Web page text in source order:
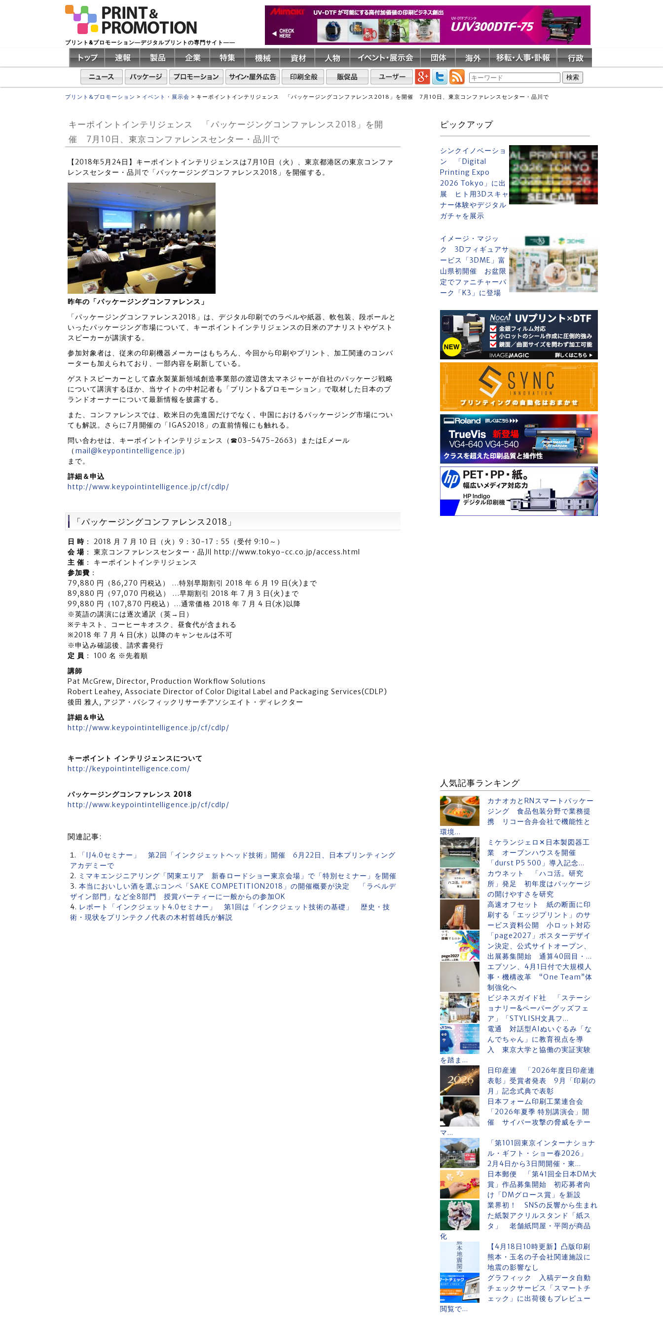
プリント&プロモーション―デジタルプリントの専門サイト――
プリント&プロモーション > イベント・展示会 > キーポイントインテリジェンス 「パッケージングコンファレンス2018」を開催 7月10日、東京コンファレンスセンター・品川で
キーポイントインテリジェンス 「パッケージングコンファレンス2018」を開
催 7月10日、東京コンファレンスセンター・品川で
【2018年5月24日】キーポイントインテリジェンスは7月10日（火）、東京都港区の東京コンファ
レンスセンター・品川で「パッケージングコンファレンス2018」を開催する。
昨年の「パッケージングコンファレンス」
「パッケージングコンファレンス2018」は、デジタル印刷でのラベルや紙器、軟包装、段ボールと
いったパッケージング市場について、キーポイントインテリジェンスの日米のアナリストやゲスト
スピーカーが講演する。
参加対象者は、従来の印刷機器メーカーはもちろん、今回から印刷やプリント、加工関連のコンバ
ーターも加えられており、一部内容を刷新している。
ゲストスピーカーとして森永製菓新領域創造事業部の渡辺啓太マネジャーが自社のパッケージ戦略
について講演するほか、当サイトの中村記者も「プリント&プロモーション」で取材した日本のブ
ランドオーナーについて最新情報を披露する。
また、コンファレンスでは、欧米日の先進国だけでなく、中国におけるパッケージング市場につい
ても解説。さらに7月開催の「IGAS2018」の直前情報にも触れる。
問い合わせは、キーポイントインテリジェンス（☎03-5475-2663）またはEメール
（ mail@keypontintelligence.jp ）
まで。
詳細＆申込
http://www.keypointintelligence.jp/cf/cdlp/
「パッケージングコンファレンス2018」
日 時 ： 2018 月 7 月 10 日（火）9：30-17：55（受付 9:10～）
会 場 ： 東京コンファレンスセンター・品川 http://www.tokyo-cc.co.jp/access.html
主 催 ： キーポイントインテリジェンス
参加費 ：
79,880 円（86,270 円税込） …特別早期割引 2018 年 6 月 19 日(火)まで
89,880 円（97,070 円税込） …早期割引 2018 年 7 月 3 日(火)まで
99,880 円（107,870 円税込）…通常価格 2018 年 7 月 4 日(水)以降
※英語の講演には逐次通訳（英→日）
※テキスト、コーヒーキオスク、昼食代が含まれる
※2018 年 7 月 4 日(水）以降のキャンセルは不可
※申込み確認後、請求書発行
定 員 ： 100 名 ※先着順
講師
Pat McGrew, Director, Production Workflow Solutions
Robert Leahey, Associate Director of Color Digital Label and Packaging Services(CDLP)
後田 雅人, アジア・パシフィックリサーチアソシエイト・ディレクター
詳細＆申込
http://www.keypointintelligence.jp/cf/cdlp/
キーポイント インテリジェンスについて
http://keypointintelligence.com/
パッケージングコンファレンス 2018
http://www.keypointintelligence.jp/cf/cdlp/
関連記事:
「IJ4.0セミナー」 第2回「インクジェットヘッド技術」開催 6月22日、日本プリンティング
アカデミーで
ミマキエンジニアリング「関東エリア 新春ロードショー東京会場」で「特別セミナー」を開催
本当においしい酒を選ぶコンペ「SAKE COMPETITION2018」の開催概要が決定 「ラベルデ
ザイン部門」など全8部門 授賞パーティーに一般からの参加OK
レポート「インクジェット4.0セミナー」 第1回は「インクジェット技術の基礎」 歴史・技
術・現状をプリンテクノ代表の木村哲雄氏が解説
ピックアップ
シンクイノベーショ
ン 「Digital
Printing Expo
2026 Tokyo」に出
展 ヒト用3Dスキャ
ナー体験やデジタル
ガチャを展示
イメージ・マジッ
ク 3Dフィギュアサ
ービス「3DME」富
山県初開催 お盆限
定でファニチャーパ
ーク「K3」に登場
人気記事ランキング
カナオカとRNスマートパッケー
ジング 食品包装分野で業務提
携 リコー合弁会社で機能性と
環境...
ミケランジェロ✕日本製図器工
業 オープンハウスを開催
「durst P5 500」導入記念...
カウネット 「ハコ活。研究
所」発足 初年度はパッケージ
の開けやすさを研究
高速オフセット 紙の断面に印
刷する「エッジプリント」のサ
ービス資料公開 小ロット対応
「page2027」ポスターデザイ
ン決定、公式サイトオープン、
出展募集開始 通算40回目・...
エプソン、4月1日付で大規模人
事・機構改革 “One Team”体
制強化へ
ビジネスガイド社 「ステーシ
ョナリー&ペーパーグッズフェ
ア」「STYLISH文具フ...
電通 対話型AIぬいぐるみ「な
んでちゃん」に教育視点を導
入 東京大学と協働の実証実験
を踏ま...
日印産連 「2026年度日印産連
表彰」受賞者発表 9月「印刷の
月」記念式典で表彰
日本フォーム印刷工業連合会
「2026年夏季 特別講演会」開
催 サイバー攻撃の脅威をテー
マ...
「第101回東京インターナショナ
ル・ギフト・ショー春2026」
2月4日から3日間開催・東...
日本郵便 「第41回全日本DM大
賞」作品募集開始 初応募者向
け「DMグロース賞」を新設
業界初！ SNSの反響から生まれ
た紙製アクリルスタンド「紙ス
タ」 老舗紙問屋・平岡が商品
化
【4月18日10時更新】凸版印刷
熊本・玉名の子会社関連施設に
地震の影響なし
グラフィック 入稿データ自動
チェックサービス「スマートチ
ェック」に出荷後もプレビュー
閲覧で...